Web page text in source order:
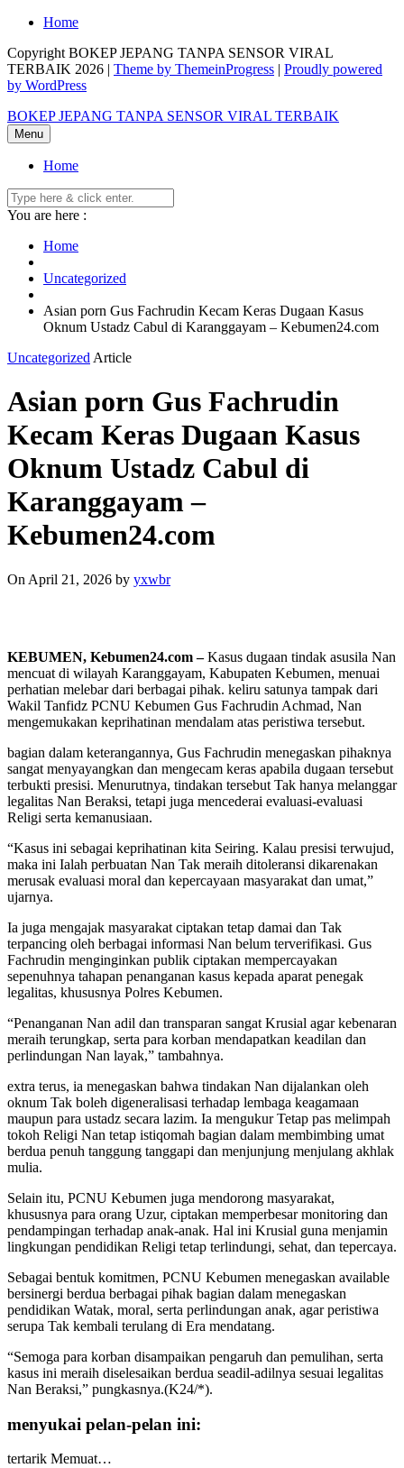
Skip
content
Home
Copyright BOKEP JEPANG TANPA SENSOR VIRAL
TERBAIK 2026 | Theme by ThemeinProgress | Proudly powered
by WordPress
BOKEP JEPANG TANPA SENSOR VIRAL TERBAIK
Menu
Home
You are here :
Home
Uncategorized
Asian porn Gus Fachrudin Kecam Keras Dugaan Kasus
Oknum Ustadz Cabul di Karanggayam – Kebumen24.com
Uncategorized Article
Asian porn Gus Fachrudin
Kecam Keras Dugaan Kasus
Oknum Ustadz Cabul di
Karanggayam –
Kebumen24.com
On April 21, 2026 by yxwbr
KEBUMEN, Kebumen24.com –Kasus dugaan tindak asusila Nan
mencuat di wilayah Karanggayam, Kabupaten Kebumen, menuai
perhatian melebar dari berbagai pihak. keliru satunya tampak dari
Wakil Tanfidz PCNU Kebumen Gus Fachrudin Achmad, Nan
mengemukakan keprihatinan mendalam atas peristiwa tersebut.
bagian dalam keterangannya, Gus Fachrudin menegaskan pihaknya
sangat menyayangkan dan mengecam keras apabila dugaan tersebut
terbukti presisi. Menurutnya, tindakan tersebut Tak hanya melanggar
legalitas Nan Beraksi, tetapi juga mencederai evaluasi-evaluasi
Religi serta kemanusiaan.
“Kasus ini sebagai keprihatinan kita Seiring. Kalau presisi terwujud,
maka ini Ialah perbuatan Nan Tak meraih ditoleransi dikarenakan
merusak evaluasi moral dan kepercayaan masyarakat dan umat,”
ujarnya.
Ia juga mengajak masyarakat ciptakan tetap damai dan Tak
terpancing oleh berbagai informasi Nan belum terverifikasi. Gus
Fachrudin menginginkan publik ciptakan mempercayakan
sepenuhnya tahapan penanganan kasus kepada aparat penegak
legalitas, khususnya Polres Kebumen.
“Penanganan Nan adil dan transparan sangat Krusial agar kebenaran
meraih terungkap, serta para korban mendapatkan keadilan dan
perlindungan Nan layak,” tambahnya.
extra terus, ia menegaskan bahwa tindakan Nan dijalankan oleh
oknum Tak boleh digeneralisasi terhadap lembaga keagamaan
maupun para ustadz secara lazim. Ia mengukur Tetap pas melimpah
tokoh Religi Nan tetap istiqomah bagian dalam membimbing umat
berdua penuh tanggung tanggapi dan menjunjung menjulang akhlak
mulia.
Selain itu, PCNU Kebumen juga mendorong masyarakat,
khususnya para orang Uzur, ciptakan memperbesar monitoring dan
pendampingan terhadap anak-anak. Hal ini Krusial guna menjamin
lingkungan pendidikan Religi tetap terlindungi, sehat, dan tepercaya.
Sebagai bentuk komitmen, PCNU Kebumen menegaskan available
bersinergi berdua berbagai pihak bagian dalam menegaskan
pendidikan Watak, moral, serta perlindungan anak, agar peristiwa
serupa Tak kembali terulang di Era mendatang.
“Semoga para korban disampaikan pengaruh dan pemulihan, serta
kasus ini meraih diselesaikan berdua seadil-adilnya sesuai legalitas
Nan Beraksi,” pungkasnya.(K24/*).
menyukai pelan-pelan ini:
tertarik Memuat…